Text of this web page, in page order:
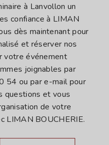
à Lanvollon un
confiance à LIMAN
dès maintenant pour
et réserver nos
votre événement
joignables par
54 ou par e-mail pour
questions et vous
de votre
LIMAN BOUCHERIE.